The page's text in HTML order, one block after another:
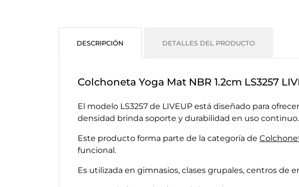
DESCRIPCIÓN DETALLES DEL PRODUCTO
Colchoneta Yoga Mat NBR 1.2cm LS3257
El modelo LS3257 de LIVEUP está diseñado para
densidad brinda soporte y durabilidad en uso continuo.
Este producto forma parte de la categoría de
funcional.
Es utilizada en gimnasios, clases grupales, centros